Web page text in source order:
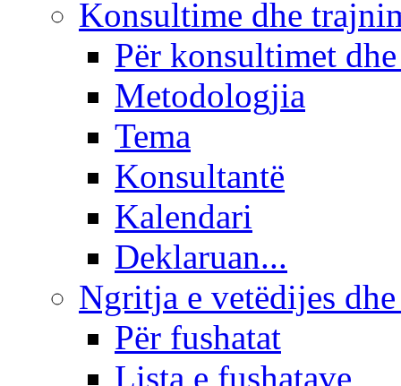
Konsultime dhe
Për konsultimet
Metodologjia
Tema
Konsultantë
Kalendari
Deklaruan...
Ngritja e vetëdijes
Për fushatat
Lista e fushatave